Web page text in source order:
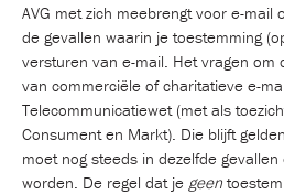
AVG met zich meebrengt voor e-mail
de gevallen waarin je toestemming
versturen van e-mail. Het vragen om
van commerciële of charitatieve e-
Telecommunicatiewet (met als
Consument en Markt). Die blijft
moet nog steeds in dezelfde
worden. De regel dat je geen